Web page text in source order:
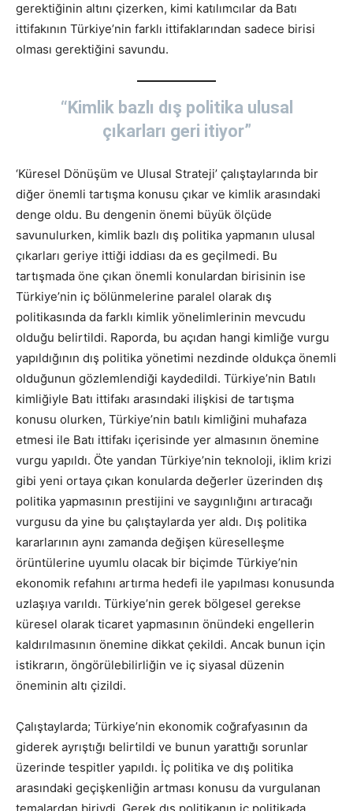
gerektiğinin altını çizerken, kimi katılımcılar da Batı
ittifakının Türkiye’nin farklı ittifaklarından sadece birisi
olması gerektiğini savundu.
“Kimlik bazlı dış politika ulusal
çıkarları geri itiyor”
‘Küresel Dönüşüm ve Ulusal Strateji’ çalıştaylarında bir
diğer önemli tartışma konusu çıkar ve kimlik arasındaki
denge oldu. Bu dengenin önemi büyük ölçüde
savunulurken, kimlik bazlı dış politika yapmanın ulusal
çıkarları geriye ittiği iddiası da es geçilmedi. Bu
tartışmada öne çıkan önemli konulardan birisinin ise
Türkiye’nin iç bölünmelerine paralel olarak dış
politikasında da farklı kimlik yönelimlerinin mevcudu
olduğu belirtildi. Raporda, bu açıdan hangi kimliğe vurgu
yapıldığının dış politika yönetimi nezdinde oldukça önemli
olduğunun gözlemlendiği kaydedildi. Türkiye’nin Batılı
kimliğiyle Batı ittifakı arasındaki ilişkisi de tartışma
konusu olurken, Türkiye’nin batılı kimliğini muhafaza
etmesi ile Batı ittifakı içerisinde yer almasının önemine
vurgu yapıldı. Öte yandan Türkiye’nin teknoloji, iklim krizi
gibi yeni ortaya çıkan konularda değerler üzerinden dış
politika yapmasının prestijini ve saygınlığını artıracağı
vurgusu da yine bu çalıştaylarda yer aldı. Dış politika
kararlarının aynı zamanda değişen küreselleşme
örüntülerine uyumlu olacak bir biçimde Türkiye’nin
ekonomik refahını artırma hedefi ile yapılması konusunda
uzlaşıya varıldı. Türkiye’nin gerek bölgesel gerekse
küresel olarak ticaret yapmasının önündeki engellerin
kaldırılmasının önemine dikkat çekildi. Ancak bunun için
istikrarın, öngörülebilirliğin ve iç siyasal düzenin
öneminin altı çizildi.
Çalıştaylarda; Türkiye’nin ekonomik coğrafyasının da
giderek ayrıştığı belirtildi ve bunun yarattığı sorunlar
üzerinde tespitler yapıldı. İç politika ve dış politika
arasındaki geçişkenliğin artması konusu da vurgulanan